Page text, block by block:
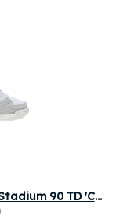
Air Jordan Stadium 90 TD 'Cobalt Bliss' | Blue | Infant Size 5